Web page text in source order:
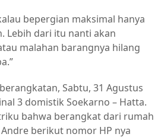
bepergian maksimal hanya
Lebih dari itu nanti akan
malahan barangnya hilang
Sabtu, 31 Agustus
3 domistik Soekarno – Hatta.
bahwa berangkat dari rumah
berikut nomor HP nya